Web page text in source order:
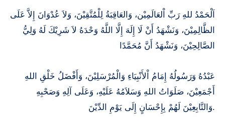
اَلْحَمْدُ للهِ رَبِّ اْلعَالَمِيْن، وَالعَاقِبَةُ لِلْمُتَّقِيْنَ، وَلاَ عُدْوَانَ إِلاَّ عَلَى
الظَّالِمِيْنَ، وَنَشْهَدُ أَنْ لَا إِلَهَ إِلَّا اللَّهُ وَحْدَهُ لاَ شَرِيْكَ لَهُ وَلِيُّ
الصَّالِحِيْنَ، وَنَشْهَدُ أَنَّ مُحَمَّدًا
عَبْدُهُ وَرَسُولُهُ إِمَامُ اْلأَنْبِيَاءِ وَالْمُرْسَلِيْنَ، وَأَفْضَلُ خَلْقِ اللهِ
أَجْمَعِيْنَ، صَلَوَاتُ اللهِ وَسَلاَمُهُ عَلَيْهِ، وَعَلَى آلِهِ وَصَحْبِهِ
وَالتَّابِعِيْنَ لَهُمْ بِإِحْسَانٍ إِلَى يَوْمِ الدِّيْنَ.